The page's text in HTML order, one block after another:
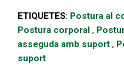
ETIQUETES: Postura al
Postura corporal ,
asseguda amb suport ,
suport